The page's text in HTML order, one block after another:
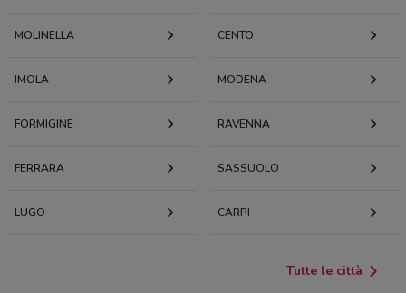
MOLINELLA CENTO
IMOLA MODENA
FORMIGINE RAVENNA
FERRARA SASSUOLO
LUGO CARPI
Tutte le città